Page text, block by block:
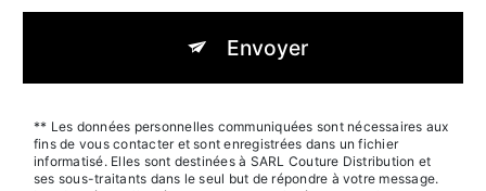
Envoyer
** Les données personnelles communiquées sont nécessaires aux
fins de vous contacter et sont enregistrées dans un fichier
informatisé. Elles sont destinées à SARL Couture Distribution et
ses sous-traitants dans le seul but de répondre à votre message.